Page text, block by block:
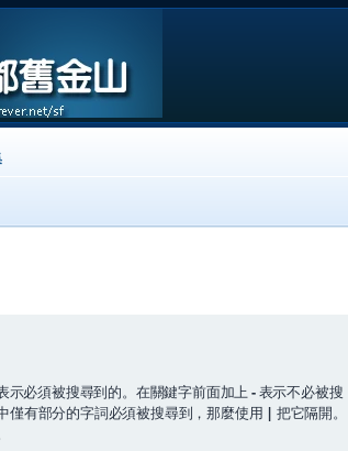
示必須被搜尋到的。在關鍵字前面加上 -表示不必被搜
僅有部分的字詞必須被搜尋到，那麼使用 | 把它隔開。